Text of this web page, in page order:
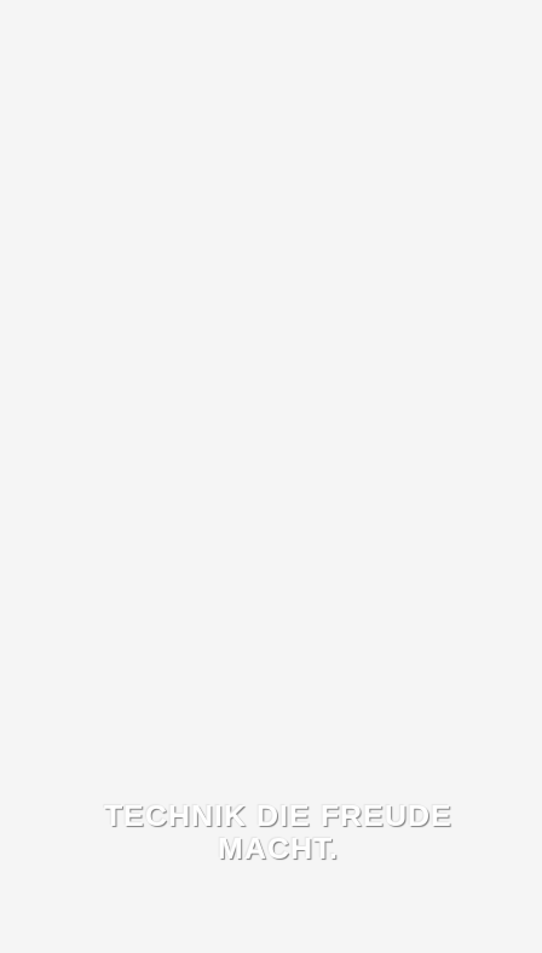
TECHNIK DIE FREUDE
MACHT.